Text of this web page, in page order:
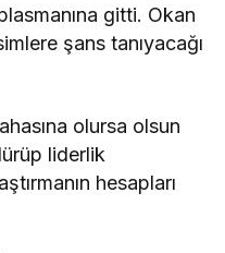
gitti. Okan
şans tanıyacağı
olursa olsun
liderlik
hesapları